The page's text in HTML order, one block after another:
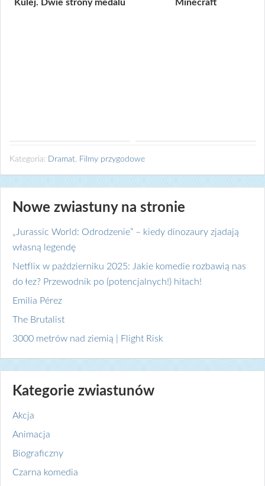
Kulej. Dwie strony medalu Minecraft
Kategoria: Dramat, Filmy przygodowe
Nowe zwiastuny na stronie
„Jurassic World: Odrodzenie” – kiedy dinozaury zjadają
własną legendę
Netflix w październiku 2025: Jakie komedie rozbawią nas
do łez? Przewodnik po (potencjalnych!) hitach!
Emilia Pérez
The Brutalist
3000 metrów nad ziemią | Flight Risk
Kategorie zwiastunów
Akcja
Animacja
Biograficzny
Czarna komedia